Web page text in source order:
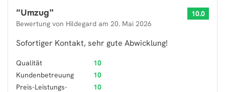
“Umzug”
Bewertung von Hildegard am 20. Mai 2026
10.0
Sofortiger Kontakt, sehr gute Abwicklung!
Qualität
10
Kundenbetreuung
10
Preis-Leistungs-
10